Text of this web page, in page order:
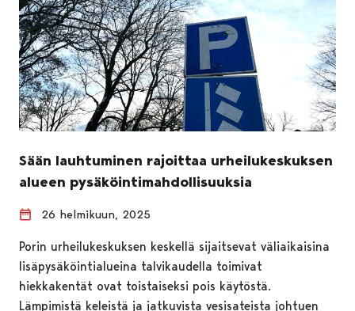
Sään lauhtuminen rajoittaa urheilukeskuksen
alueen pysäköintimahdollisuuksia
26 helmikuun, 2025
Porin urheilukeskuksen keskellä sijaitsevat väliaikaisina
lisäpysäköintialueina talvikaudella toimivat
hiekkakentät ovat toistaiseksi pois käytöstä.
Lämpimistä keleistä ja jatkuvista vesisateista johtuen